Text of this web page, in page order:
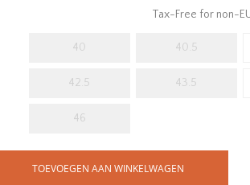
Tax-Free for non-
40 40.5
42.5 43.5
46
TOEVOEGEN AAN WINKELWAGEN